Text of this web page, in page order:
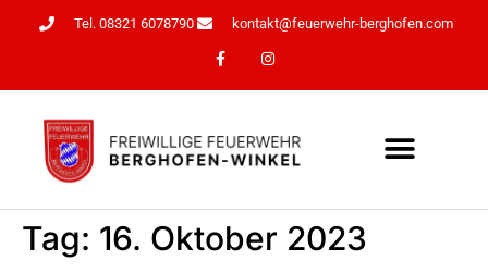
Tel. 08321 6078790 kontakt@feuerwehr-berghofen.com
Tag: 16. Oktober 2023